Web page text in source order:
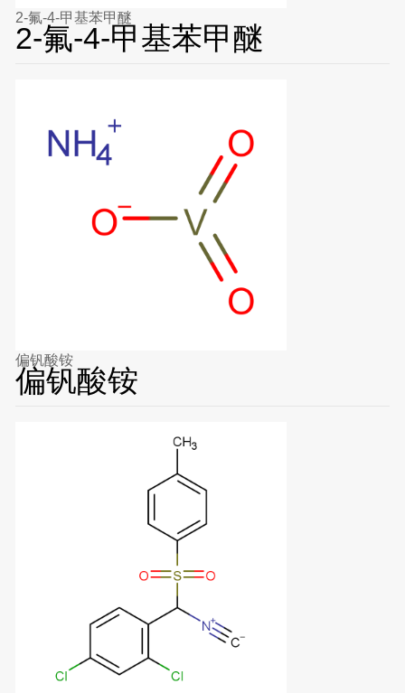
2-氟-4-甲基苯甲醚
2-氟-4-甲基苯甲醚
偏钒酸铵
偏钒酸铵